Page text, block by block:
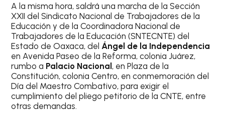
A la misma hora, saldrá una marcha de la Sección
XXII del Sindicato Nacional de Trabajadores de la
Educación y de la Coordinadora Nacional de
Trabajadores de la Educación (SNTECNTE) del
Estado de Oaxaca, del Ángel de la Independencia
en Avenida Paseo de la Reforma, colonia Juárez,
rumbo a Palacio Nacional, en Plaza de la
Constitución, colonia Centro, en conmemoración del
Día del Maestro Combativo, para exigir el
cumplimiento del pliego petitorio de la CNTE, entre
otras demandas.